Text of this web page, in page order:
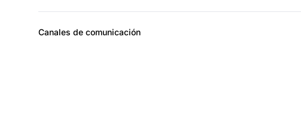
Canales de comunicación